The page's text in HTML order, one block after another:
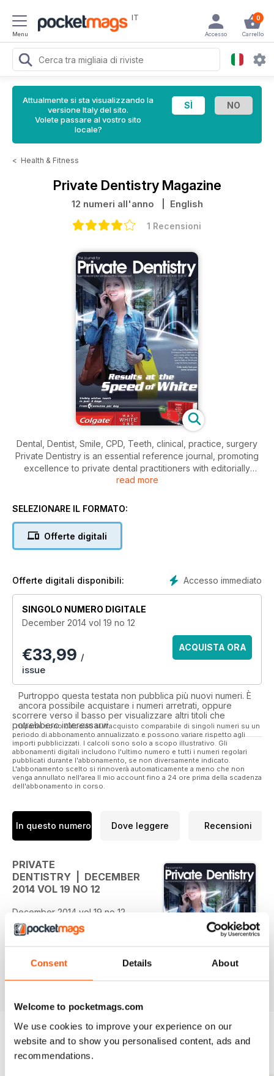
Consent Details About
Welcome to pocketmags.com
We use cookies to improve your experience on our
website and to show you personalised content, ads and
recommendations.
Menu
IT 0
Carrello
Accesso
Attualmente si sta visualizzando la
versione Italy del sito.
Volete passare al vostro sito
locale?
< Health & Fitness
Private Dentistry Magazine
12 numeri all'anno | English
1 Recensioni
Dental, Dentist, Smile, CPD, Teeth, clinical, practice, surgery
Private Dentistry is an essential reference journal, promoting
excellence to private dental practitioners with editorially
independent articles by opinion leaders, covering the full
the boundaries of dental publishing in the UK with its finely
balanced mix of clinical and business articles. It is still the only
fully abreast of the latest developments in clinical and
Catering for dentists who have already moved into
independent practice, or are in the process of making the
move, Private Dentistry is an indispensable guide to
developing a more effective, rewarding and profitable
• 11 issues per year
• Clinical excellence step-by-step guides
• ’Private life’ articles written by those succeeding in private
dentistry
• Expert advice on how to market your practice, keep your
team motivated and increase revenue
• News, updates and advice on the key issues affecting
purchasing guide for your practice.
read more
SELEZIONARE IL FORMATO:
Offerte digitali
Accesso immediato
Offerte digitali disponibili:
SINGOLO NUMERO DIGITALE
December 2014 vol 19 no 12
€33,99 /
issue
ACQUISTA ORA
Purtroppo questa testata non pubblica più nuovi numeri. È
ancora possibile acquistare i numeri arretrati, oppure
scorrere verso il basso per visualizzare altri titoli che
potrebbero interessarvi.
I risparmi sono calcolati sull'acquisto comparabile di singoli numeri su un
periodo di abbonamento annualizzato e possono variare rispetto agli
importi pubblicizzati. I calcoli sono solo a scopo illustrativo. Gli
abbonamenti digitali includono l'ultimo numero e tutti i numeri regolari
pubblicati durante l'abbonamento, se non diversamente indicato.
L'abbonamento scelto si rinnoverà automaticamente a meno che non
venga annullato nell'area Il mio account fino a 24 ore prima della scadenza
dell'abbonamento in corso.
In questo numero Dove leggere Recensioni
PRIVATE
DENTISTRY | DECEMBER
2014 VOL 19 NO 12
December 2014 vol 19 no 12
EDIZIONI INDIETRO